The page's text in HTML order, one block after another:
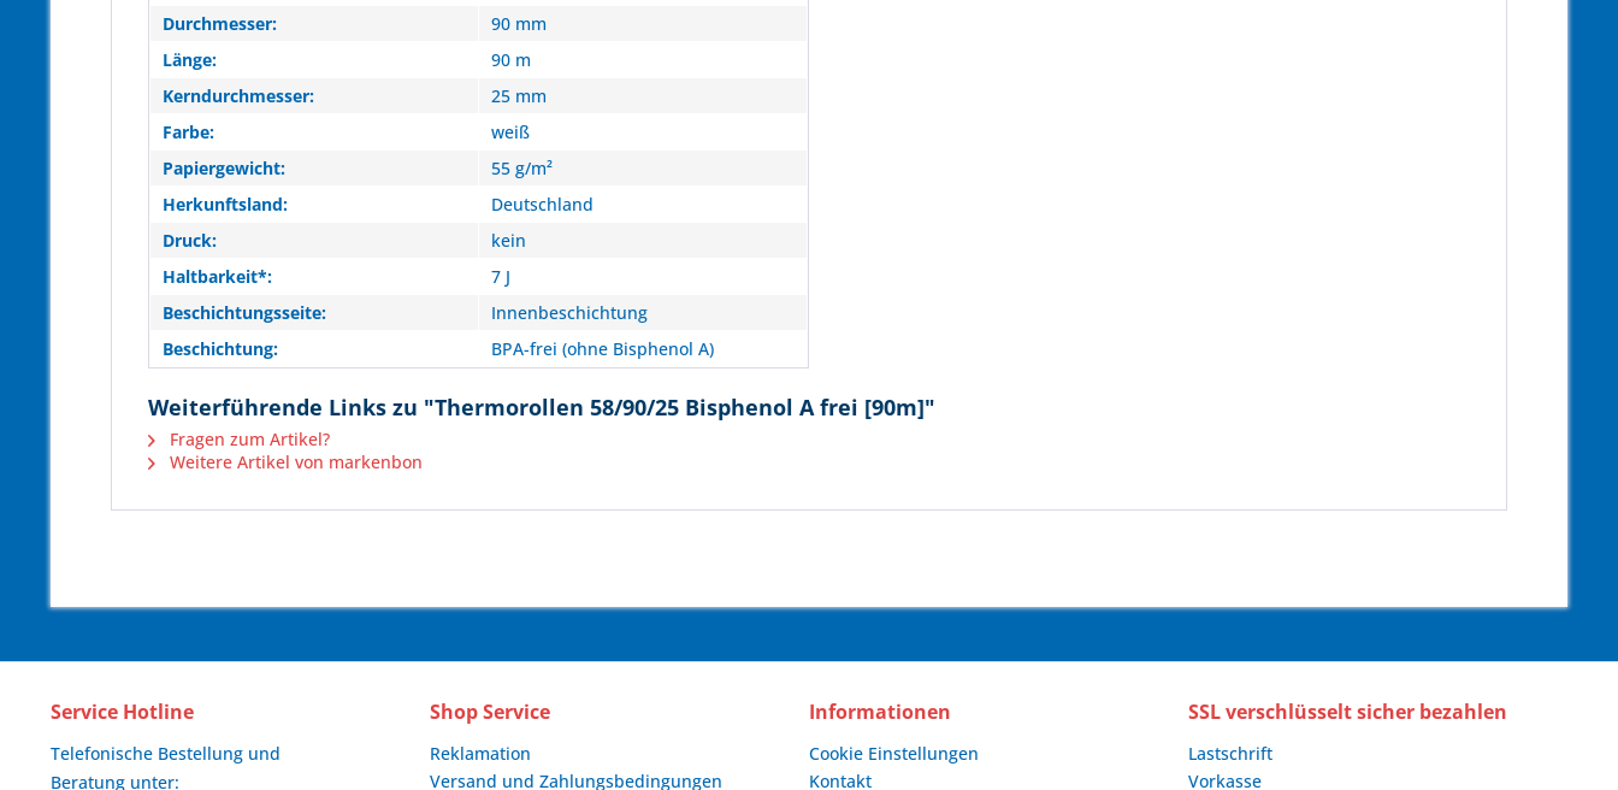
Durchmesser:
90 mm
Länge:
90 m
Kerndurchmesser:
25 mm
Farbe:
weiß
Papiergewicht:
55 g/m²
Herkunftsland:
Deutschland
Druck:
kein
Haltbarkeit*:
7 J
Beschichtungsseite:
Innenbeschichtung
Beschichtung:
BPA-frei (ohne Bisphenol A)
Weiterführende Links zu "Thermorollen 58/90/25 Bisphenol A frei [90m]"
Fragen zum Artikel?
Weitere Artikel von markenbon
Service Hotline
Telefonische Bestellung und
Beratung unter:
Shop Service
Reklamation
Versand und Zahlungsbedingungen
Informationen
Cookie Einstellungen
Kontakt
SSL verschlüsselt sicher bezahlen
Lastschrift
Vorkasse